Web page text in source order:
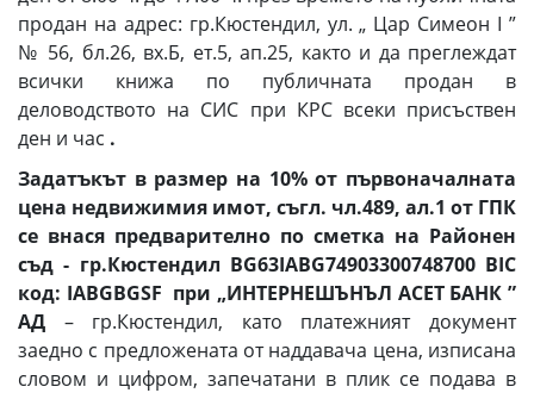
продан на адрес: гр.Кюстендил, ул. „ Цар Симеон І ”
№ 56, бл.26, вх.Б, ет.5, ап.25, както и да преглеждат
всички книжа по публичната продан в
деловодството на СИС при КРС всеки присъствен
ден и час .
Задатъкът в размер на 10% от първоначалната
цена недвижимия имот, съгл. чл.489, ал.1 от ГПК
се внася предварително по сметка на Районен
съд - гр.Кюстендил BG63IABG74903300748700 BIC
код: IABGBGSF при „ИНТЕРНЕШЪНЪЛ АСЕТ БАНК ”
АД – гр.Кюстендил, като платежният документ
заедно с предложената от наддавача цена, изписана
словом и цифром, запечатани в плик се подава в